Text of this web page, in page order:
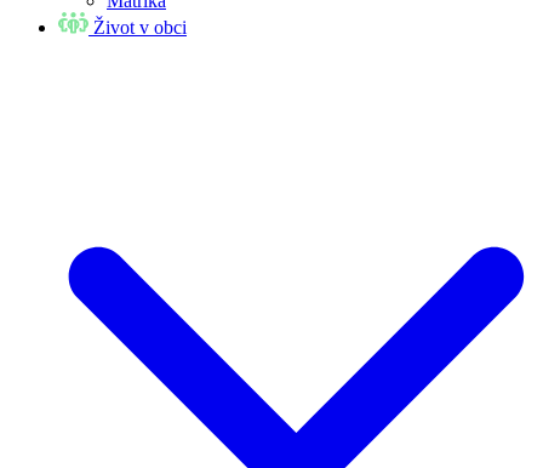
Život v obci